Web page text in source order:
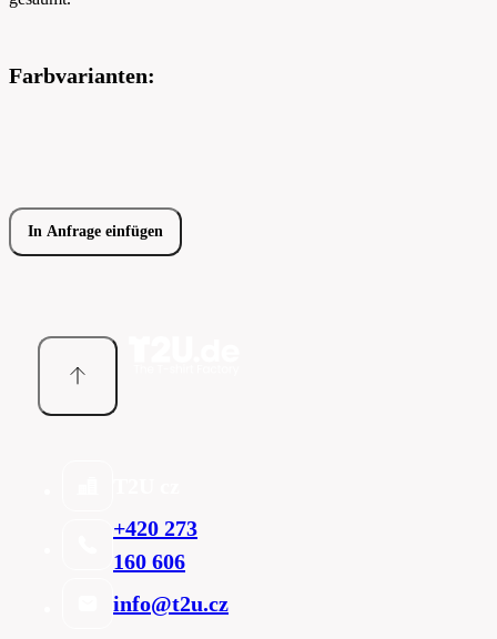
Farbvarianten:
In Anfrage einfügen
+420 273
160 606
info@t2u.cz